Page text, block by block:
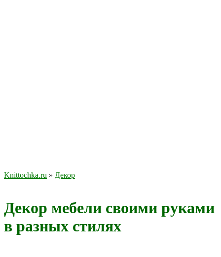
Knittochka.ru » Декор
Декор мебели своими руками
в разных стилях